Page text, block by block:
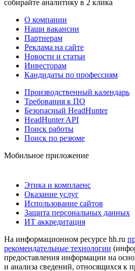
собирайте аналитику в 2 клика
О компании
Наши вакансии
Партнерам
Реклама на сайте
Новости и статьи
Инвесторам
Кандидаты по профессиям
Производственный календарь
Требования к ПО
Безопасный HeadHunter
HeadHunter API
Поиск работы
Поиск по резюме
Мобильное приложение
Этика и комплаенс
Оказание услуг
Использование сайтов
Защита персональных данных
ИТ аккредитация
На информационном ресурсе hh.ru
рекомендательные технологии
предоставления информации на
и анализа сведений, относящихся к